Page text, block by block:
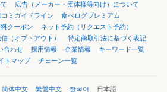
広告（メーカー・団体様等向け）について
コミガイドライン
食べログプレミアム
クーポン
ネット予約（リクエスト予約）
（オプトアウト）
特定商取引法に基づく表記
合わせ 採用情報 企業情報
キーワード一覧
トマップ
チェーン一覧
简体中文 繁體中文 한국어 日本語